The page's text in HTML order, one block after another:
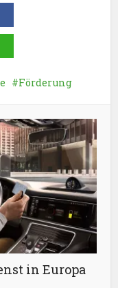
Förderung
in Europa